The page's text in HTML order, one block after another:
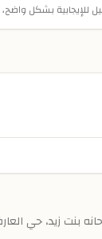
للإيجابية بشكل